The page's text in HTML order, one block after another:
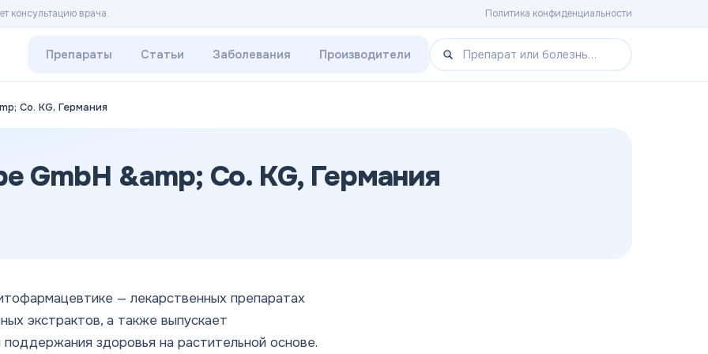
Политика конфиденциальности
консультацию врача.
Препараты Статьи Заболевания Производители
Co. KG, Германия
GmbH &amp; Co. KG, Германия
— лекарственных препаратах
экстрактов, а также выпускает
здоровья на растительной основе.